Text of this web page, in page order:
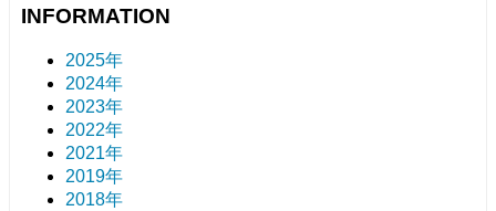
INFORMATION
2025年
2024年
2023年
2022年
2021年
2019年
2018年